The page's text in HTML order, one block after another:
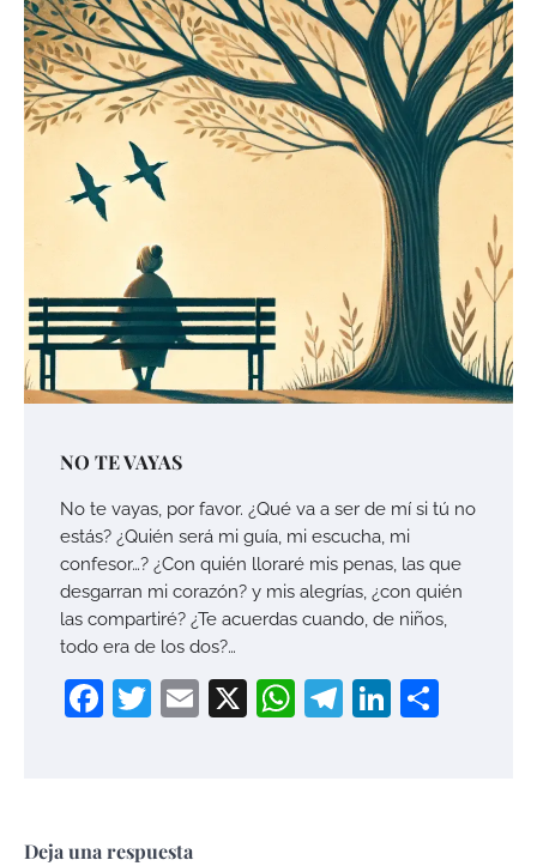
NO TE VAYAS
No te vayas, por favor. ¿Qué va a ser de mí si tú no
estás? ¿Quién será mi guía, mi escucha, mi
confesor…? ¿Con quién lloraré mis penas, las que
desgarran mi corazón? y mis alegrías, ¿con quién
las compartiré? ¿Te acuerdas cuando, de niños,
todo era de los dos?…
Facebook
Twitter
Email
X WhatsApp
Telegram
Deja una respuesta